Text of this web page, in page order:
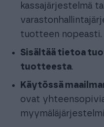
kassajärjestelmä
tuotteen nopeasti.
Sisältää tietoa
tuotteesta.
Käytössä
ovat